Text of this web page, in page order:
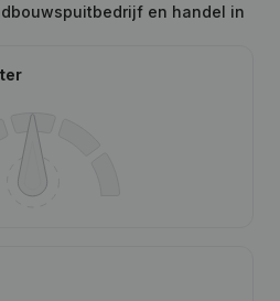
en handel in